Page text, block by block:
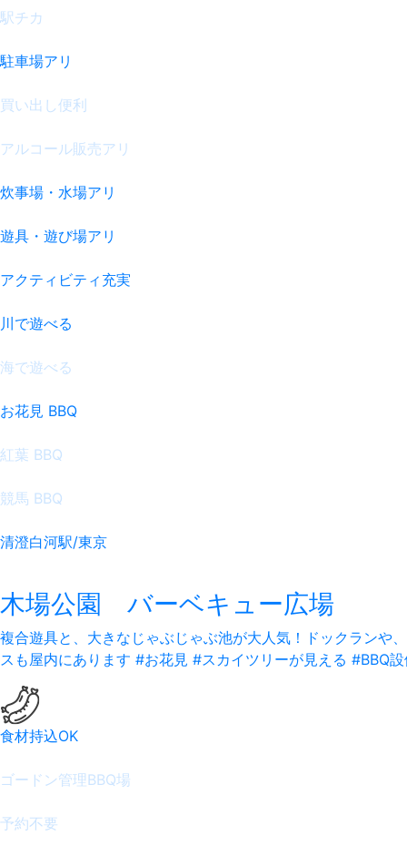
駅チカ
駐車場アリ
買い出し便利
アルコール販売アリ
炊事場・水場アリ
遊具・遊び場アリ
アクティビティ充実
川で遊べる
海で遊べる
お花見 BBQ
紅葉 BBQ
競馬 BBQ
清澄白河駅/東京
木場公園 バーベキュー広場
複合遊具と、大きなじゃぶじゃぶ池が大人気！ドックランや
スも屋内にあります #お花見 #スカイツリーが見える #BBQ
食材持込OK
ゴードン管理BBQ場
予約不要